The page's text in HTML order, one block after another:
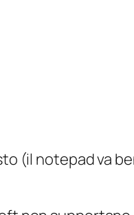
(il notepad va